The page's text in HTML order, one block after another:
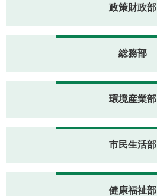
政策財政部
総務部
環境産業部
市民生活部
健康福祉部